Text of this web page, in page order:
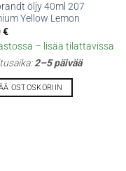
öljy 40ml 207
Yellow Lemon
€
– lisää tilattavissa
2–5 päivää
OSTOSKORIIN